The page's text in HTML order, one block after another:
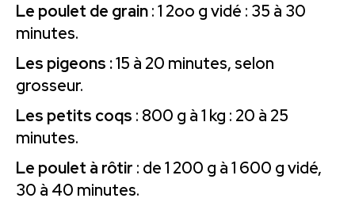
Le poulet de grain: 1 2oo g vidé : 35 à 30
minutes.
Les pigeons :15 à 20 minutes, selon
grosseur.
Les petits coqs : 800 g à 1 kg : 20 à 25
minutes.
Le poulet à rôtir : de 1 200 g à 1 600 g vidé,
30 à 40 minutes.